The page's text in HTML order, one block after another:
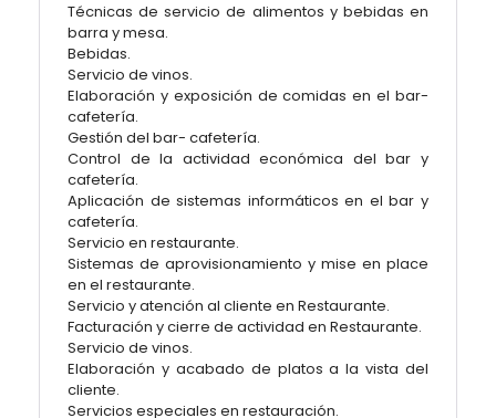
Técnicas de servicio de alimentos y bebidas en
barra y mesa.
Bebidas.
Servicio de vinos.
Elaboración y exposición de comidas en el bar-
cafetería.
Gestión del bar- cafetería.
Control de la actividad económica del bar y
cafetería.
Aplicación de sistemas informáticos en el bar y
cafetería.
Servicio en restaurante.
Sistemas de aprovisionamiento y mise en place
en el restaurante.
Servicio y atención al cliente en Restaurante.
Facturación y cierre de actividad en Restaurante.
Servicio de vinos.
Elaboración y acabado de platos a la vista del
cliente.
Servicios especiales en restauración.